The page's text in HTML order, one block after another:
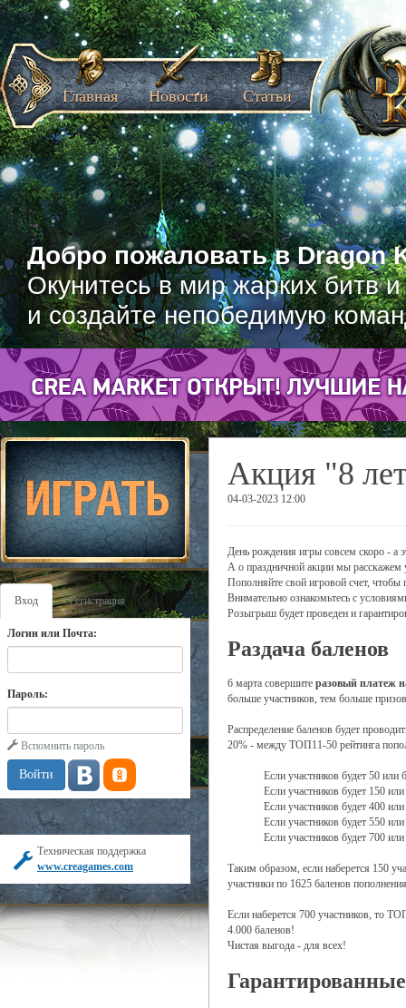
Добро пожаловать в Dragon
Окунитесь в мир жарких битв
и создайте непобедимую
Главная Новости Статьи
Вход Регистрация
Логин или Почта:
Пароль:
Вспомнить пароль
Техническая поддержка
www.creagames.com
Акция "8
04-03-2023 12:00
День рождения игры совсем скоро - а
А о праздничной акции мы расскажем
Пополняйте свой игровой счет,
Внимательно ознакомьтесь с
Розыгрыш будет проведен и
Раздача баленов
6 марта совершите разовый платеж
больше участников, тем больше
Распределение баленов будет
20% - между ТОП11-50 рейтинга
Если участников будет 50
Если участников будет 150
Если участников будет 400
Если участников будет 550
Если участников будет 700
Таким образом, если наберется 150
участники по 1625 баленов
Если наберется 700 участников, то
4.000 баленов!
Чистая выгода - для всех!